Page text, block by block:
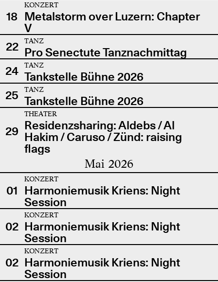
18
KONZERT
Metalstorm over Luzern: Chapter
V
22
TANZ
Pro Senectute Tanznachmittag
24
TANZ
Tankstelle Bühne 2026
25
TANZ
Tankstelle Bühne 2026
29
THEATER
Residenzsharing: Aldebs / Al
Hakim / Caruso / Zünd: raising
flags
Mai 2026
01
KONZERT
Harmoniemusik Kriens: Night
Session
02
KONZERT
Harmoniemusik Kriens: Night
Session
02
KONZERT
Harmoniemusik Kriens: Night
Session